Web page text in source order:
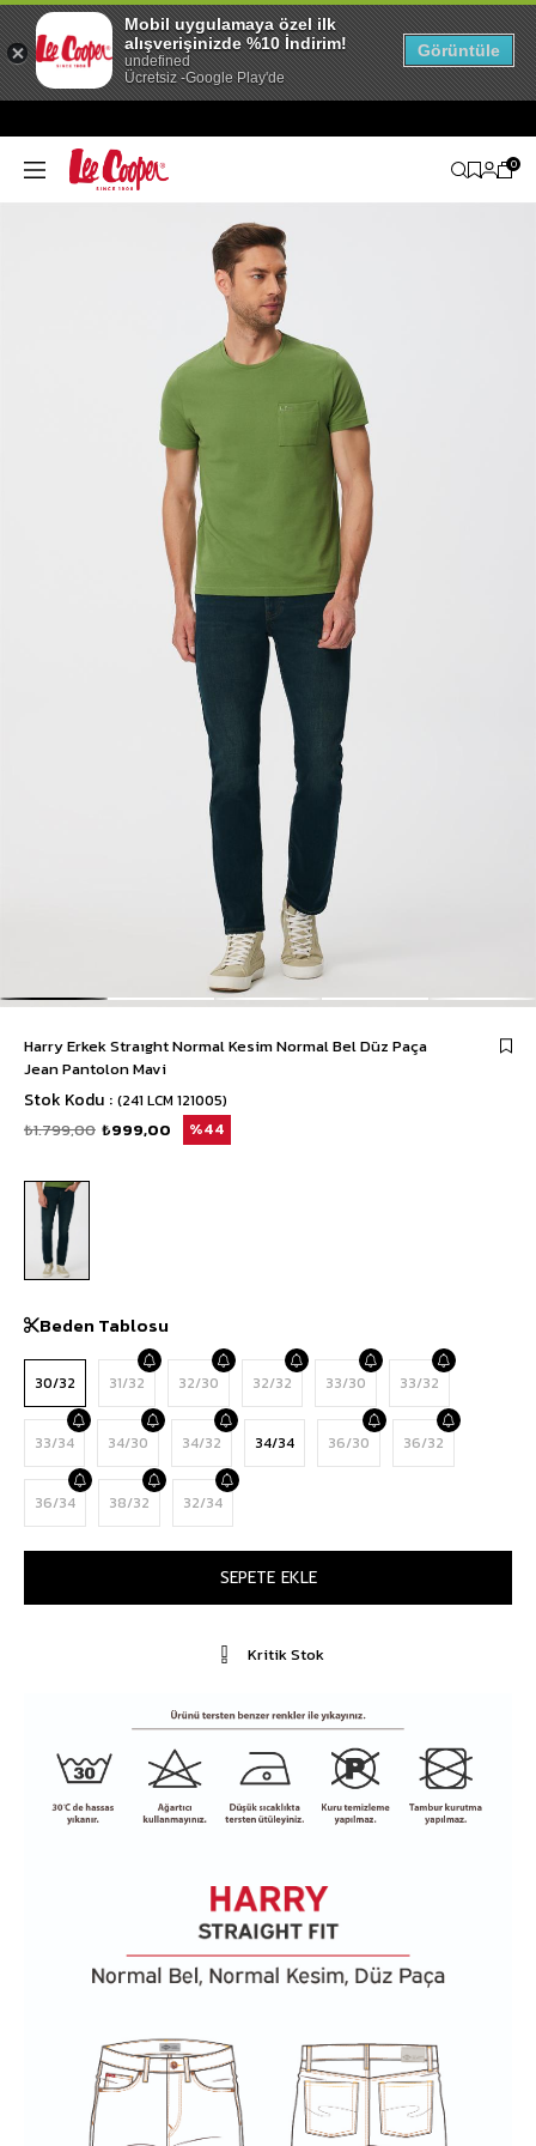
0
Harry Erkek Straıght Normal Kesim Normal Bel Düz Paça
Jean Pantolon Mavi
Stok Kodu (241 LCM 121005)
₺1.799,00 ₺999,00 44
Beden Tablosu
30/32 31/32 32/30 32/32 33/30 33/32
33/34 34/30 34/32 34/34 36/30 36/32
36/34 38/32 32/34
Kritik Stok
Mobil uygulamaya özel ilk
alışverişinizde %10 İndirim!
undefined
Ücretsiz -Google Play'de
Görüntüle